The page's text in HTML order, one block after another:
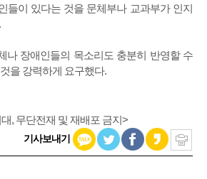
들이 있다는 것을 문체부나 교과부가 인지
나 장애인들의 목소리도 충분히 반영할 수
을 강력하게 요구했다.
, 무단전재 및 재배포 금지>
기사보내기